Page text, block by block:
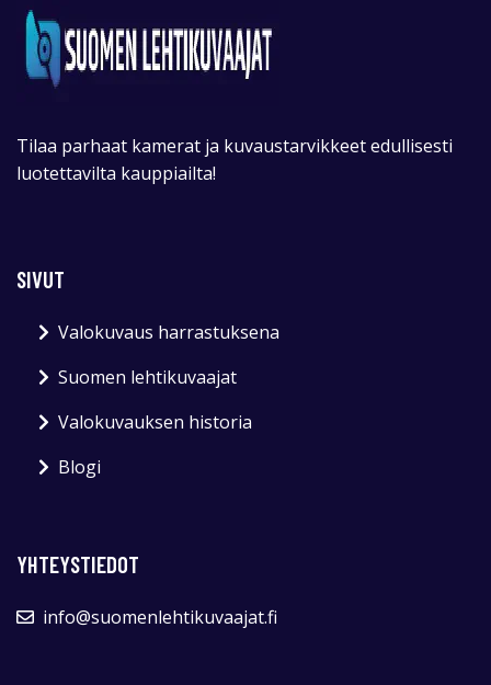
Tilaa parhaat kamerat ja kuvaustarvikkeet edullisesti
luotettavilta kauppiailta!
SIVUT
Valokuvaus harrastuksena
Suomen lehtikuvaajat
Valokuvauksen historia
Blogi
YHTEYSTIEDOT
info@suomenlehtikuvaajat.fi